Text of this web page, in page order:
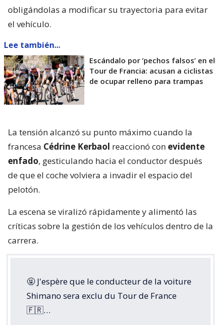
obligándolas a modificar su trayectoria para evitar
el vehículo.
Lee también...
Escándalo por ’pechos falsos’ en el
Tour de Francia: acusan a ciclistas
de ocupar relleno para trampas
La tensión alcanzó su punto máximo cuando la
francesa Cédrine Kerbaol reaccionó con evidente
enfado, gesticulando hacia el conductor después
de que el coche volviera a invadir el espacio del
pelotón.
La escena se viralizó rápidamente y alimentó las
críticas sobre la gestión de los vehículos dentro de la
carrera.
🤬 J'espère que le conducteur de la voiture
Shimano sera exclu du Tour de France
🇫🇷…